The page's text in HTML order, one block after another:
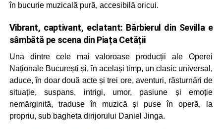
în bucurie muzicală pură, accesibilă oricui.
Vibrant, captivant, eclatant: Bărbierul din Sevilla e
sâmbătă pe scena din Piața Cetății
Una dintre cele mai valoroase producții ale Operei
Naționale București și, în același timp, un clasic universal,
aduce, în doar două acte și trei ore, aventuri, răsturnări de
situație, suspans, intrigi, umor, pasiune și emoție
nemărginită, traduse în muzică și puse în operă, la
propriu, sub bagheta dirijorului Daniel Jinga.